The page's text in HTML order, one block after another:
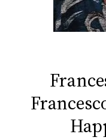
MONACO